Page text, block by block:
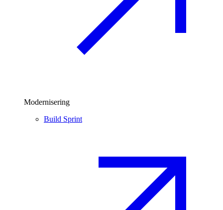
Modernisering
Build Sprint